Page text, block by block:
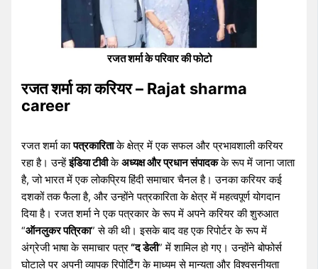
रजत शर्मा के परिवार की फोटो
रजत शर्मा का करियर – Rajat sharma
career
रजत शर्मा कापत्रकारिताके क्षेत्र में एक सफल और प्रभावशाली करियर
रहा है। उन्हेंइंडिया टीवीकेअध्यक्ष और प्रधान संपादकके रूप में जाना जाता
है, जो भारत में एक लोकप्रिय हिंदी समाचार चैनल है। उनका करियर कई
दशकों तक फैला है, और उन्होंने पत्रकारिता के क्षेत्र में महत्वपूर्ण योगदान
दिया है। रजत शर्मा ने एक पत्रकार के रूप में अपने करियर की शुरुआत
“ऑनलुकर पत्रिका” से की थी। इसके बाद वह एक रिपोर्टर के रूप में
अंग्रेजी भाषा के समाचार पत्र“द डेली” में शामिल हो गए। उन्होंने बोफोर्स
घोटाले पर अपनी व्यापक रिपोर्टिंग के माध्यम से मान्यता और विश्वसनीयता